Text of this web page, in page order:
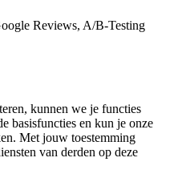
Reviews, A/B-Testing
kunnen we je functies
basisfuncties en kun je onze
Met jouw toestemming
van derden op deze